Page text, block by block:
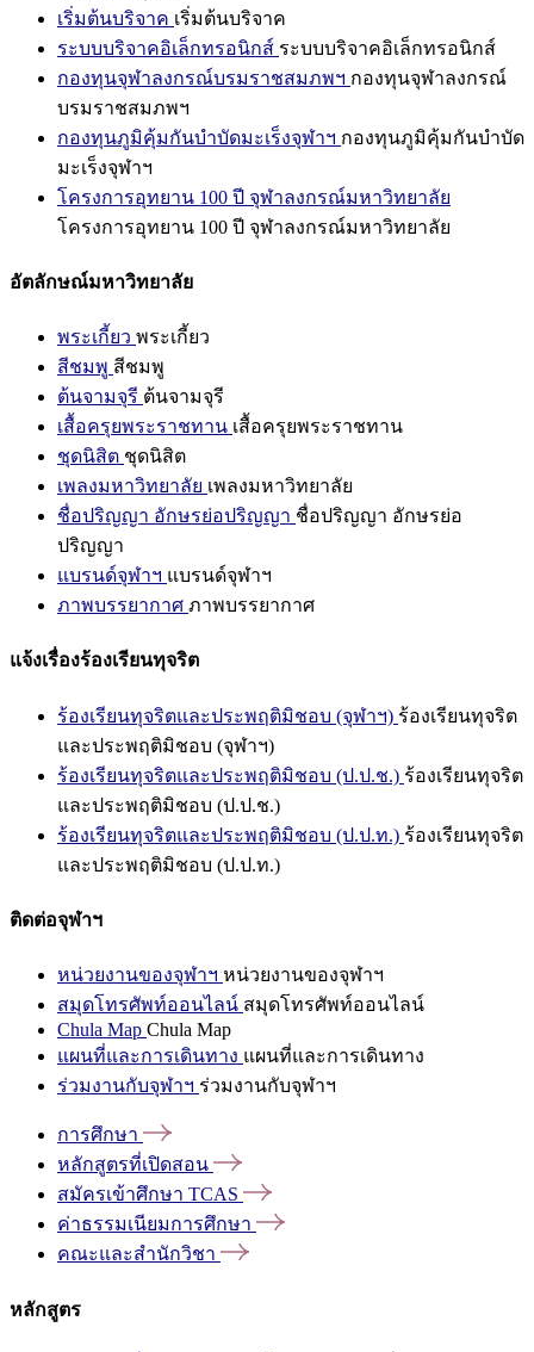
เริ่มต้นบริจาค เริ่มต้นบริจาค
ระบบบริจาคอิเล็กทรอนิกส์ ระบบบริจาคอิเล็กทรอนิกส์
กองทุนจุฬาลงกรณ์บรมราชสมภพฯ กองทุนจุฬาลงกรณ์
บรมราชสมภพฯ
กองทุนภูมิคุ้มกันบำบัดมะเร็งจุฬาฯ กองทุนภูมิคุ้มกันบำบัด
มะเร็งจุฬาฯ
โครงการอุทยาน 100 ปี จุฬาลงกรณ์มหาวิทยาลัย
โครงการอุทยาน 100 ปี จุฬาลงกรณ์มหาวิทยาลัย
อัตลักษณ์มหาวิทยาลัย
พระเกี้ยว พระเกี้ยว
สีชมพู สีชมพู
ต้นจามจุรี ต้นจามจุรี
เสื้อครุยพระราชทาน เสื้อครุยพระราชทาน
ชุดนิสิต ชุดนิสิต
เพลงมหาวิทยาลัย เพลงมหาวิทยาลัย
ชื่อปริญญา อักษรย่อปริญญา ชื่อปริญญา อักษรย่อ
ปริญญา
แบรนด์จุฬาฯ แบรนด์จุฬาฯ
ภาพบรรยากาศ ภาพบรรยากาศ
แจ้งเรื่องร้องเรียนทุจริต
ร้องเรียนทุจริตและประพฤติมิชอบ (จุฬาฯ) ร้องเรียนทุจริต
และประพฤติมิชอบ (จุฬาฯ)
ร้องเรียนทุจริตและประพฤติมิชอบ (ป.ป.ช.) ร้องเรียนทุจริต
และประพฤติมิชอบ (ป.ป.ช.)
ร้องเรียนทุจริตและประพฤติมิชอบ (ป.ป.ท.) ร้องเรียนทุจริต
และประพฤติมิชอบ (ป.ป.ท.)
ติดต่อจุฬาฯ
หน่วยงานของจุฬาฯ หน่วยงานของจุฬาฯ
สมุดโทรศัพท์ออนไลน์ สมุดโทรศัพท์ออนไลน์
Chula Map Chula Map
แผนที่และการเดินทาง แผนที่และการเดินทาง
ร่วมงานกับจุฬาฯ ร่วมงานกับจุฬาฯ
การศึกษา
หลักสูตรที่เปิดสอน
สมัครเข้าศึกษา TCAS
ค่าธรรมเนียมการศึกษา
คณะและสำนักวิชา
หลักสูตร